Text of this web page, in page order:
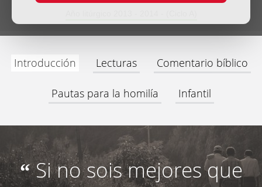
Introducción Lecturas Comentario bíblico
Pautas para la homilía Infantil
“Si no sois mejores que